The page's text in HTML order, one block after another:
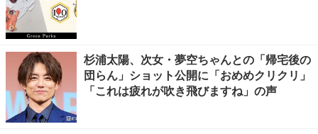
杉浦太陽、次女・夢空ちゃんとの「帰宅後の
団らん」ショット公開に「おめめクリクリ」
「これは疲れが吹き飛びますね」の声